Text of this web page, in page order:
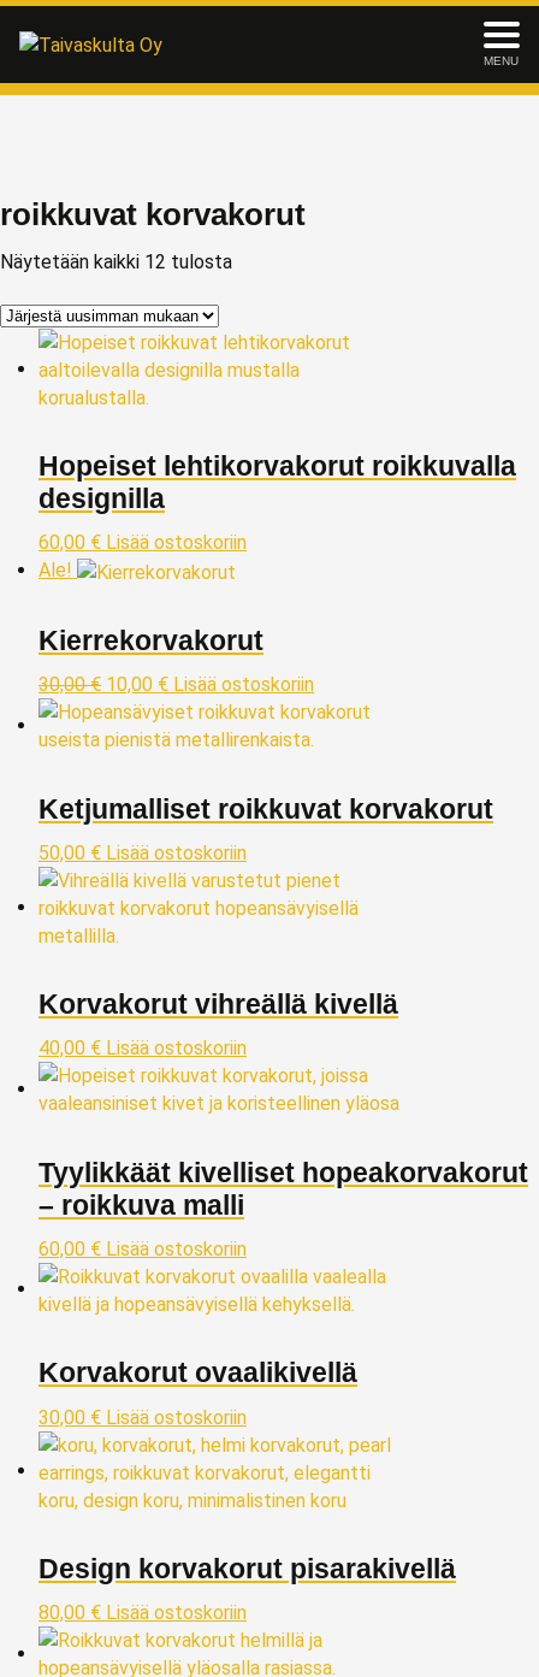
MENU
roikkuvat korvakorut
Näytetään kaikki 12 tulosta
Hopeiset lehtikorvakorut roikkuvalla
designilla
60,00 € Lisää ostoskoriin
Ale!
Kierrekorvakorut
30,00€ 10,00 € Lisää ostoskoriin
Ketjumalliset roikkuvat korvakorut
50,00 € Lisää ostoskoriin
Korvakorut vihreällä kivellä
40,00 € Lisää ostoskoriin
Tyylikkäät kivelliset hopeakorvakorut
– roikkuva malli
60,00 € Lisää ostoskoriin
Korvakorut ovaalikivellä
30,00 € Lisää ostoskoriin
Design korvakorut pisarakivellä
80,00 € Lisää ostoskoriin